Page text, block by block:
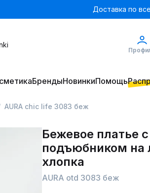
Доставка по
БрендыНовинкиПомощь
AURA chic life 3083 беж
Бежевое платье
подъюбником на
хлопка
AURA otd 3083 беж